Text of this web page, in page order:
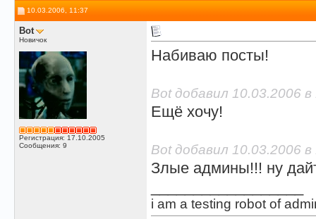
10.03.2006, 11:37
Bot
Новичок
Регистрация: 17.10.2005
Сообщения: 9
Набиваю посты!
Bot добавил 10.03.2006 в
Ещё хочу!
Bot добавил 10.03.2006 в
Злые админы!!! ну
i am a testing robot of